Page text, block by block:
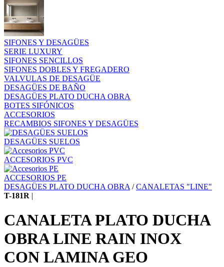
SIFONES Y DESAGÜES
SERIE LUXURY
SIFONES SENCILLOS
SIFONES DOBLES Y FREGADERO
VALVULAS DE DESAGÜE
DESAGÜES DE BAÑO
DESAGÜES PLATO DUCHA OBRA
BOTES SIFÓNICOS
ACCESORIOS
RECAMBIOS SIFONES Y DESAGÜES
DESAGÜES SUELOS
ACCESORIOS PVC
ACCESORIOS PE
DESAGÜES PLATO DUCHA OBRA /CANALETAS "LINE"
T-181R |
CANALETA PLATO DUCHA
OBRA LINE RAIN INOX
CON LAMINA GEO